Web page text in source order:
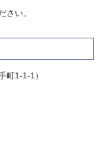
さい。
1-1-1）